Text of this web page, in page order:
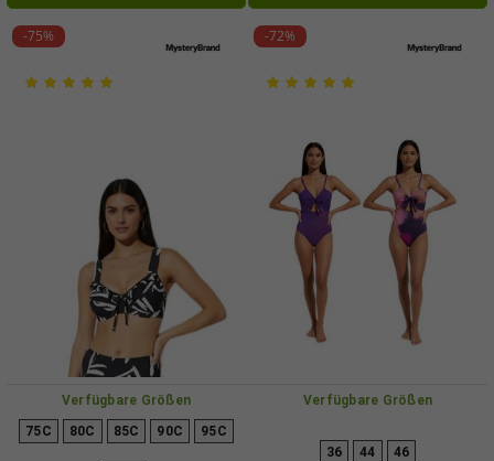
-75%
Verfügbare Größen
75C 80C 85C 90C 95C
-72%
Verfügbare Größen
36 44 46